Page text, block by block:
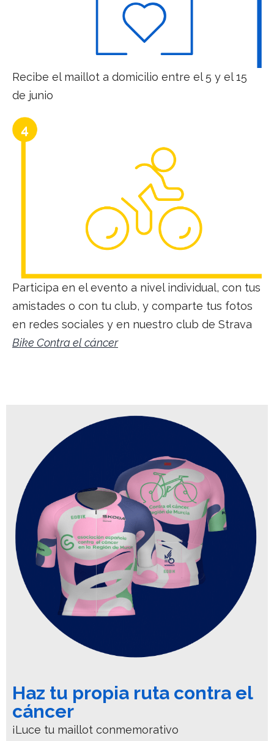
Recibe el maillot a domicilio entre el 5 y el 15
de junio
Participa en el evento a nivel individual, con tus
amistades o con tu club, y comparte tus fotos
en redes sociales y en nuestro club de Strava
Bike Contra el cáncer
Haz tu propia ruta contra el
cáncer
¡Luce tu maillot conmemorativo